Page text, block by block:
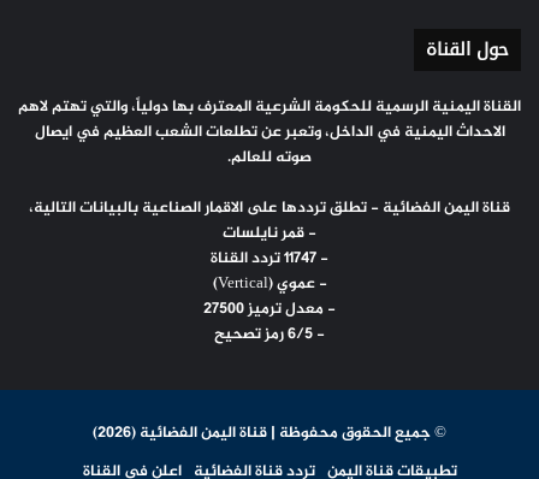
حول القناة
القناة اليمنية الرسمية للحكومة الشرعية المعترف بها دولياً، والتي تهتم لاهم
الاحداث اليمنية في الداخل، وتعبر عن تطلعات الشعب العظيم في ايصال
صوته للعالم.
قناة اليمن الفضائية - تطلق ترددها على الاقمار الصناعية بالبيانات التالية،
- قمر نايلسات
- 11747 تردد القناة
- عموي (Vertical)
- معدل ترميز 27500
- 6/5 رمز تصحيح
© جميع الحقوق محفوظة | قناة اليمن الفضائية (2026)
تطبيقات قناة اليمن تردد قناة الفضائية اعلن في القناة